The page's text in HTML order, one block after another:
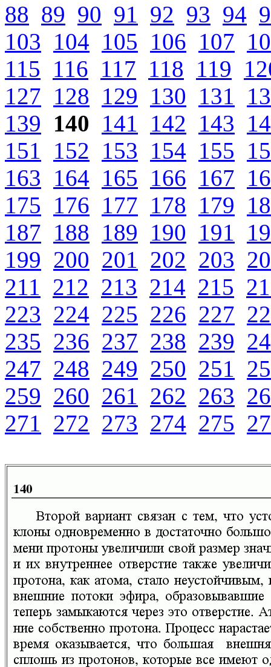
88 89 90 91 92 93 94
103 104 105 106 107
115 116 117 118 119
127 128 129 130 131
139 140 141 142 143
151
152 153 154 155
163 164 165 166 167
175 176 177 178 179
187 188 189 190 191
199 200 201 202 203
211 212 213 214 215
223 224 225 226 227
235 236 237 238 239
247 248 249 250 251
259 260 261 262 263
271 272 273 274 275